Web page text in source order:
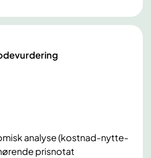
analyse (kostnad-nytte-
prisnotat